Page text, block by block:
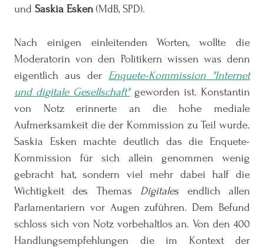
und Saskia Esken (MdB, SPD).
Nach einigen einleitenden Worten, wollte die
Moderatorin von den Politikern wissen was denn
eigentlich aus der Enquete-Kommission "Internet
und digitale Gesellschaft"geworden ist. Konstantin
von Notz erinnerte an die hohe mediale
Aufmerksamkeit die der Kommission zu Teil wurde.
Saskia Esken machte deutlich das die Enquete-
Kommission für sich allein genommen wenig
gebracht hat, sondern viel mehr dabei half die
Wichtigkeit des Themas Digitalesendlich allen
Parlamentariern vor Augen zuführen. Dem Befund
schloss sich von Notz vorbehaltlos an. Von den 400
Handlungsempfehlungen die im Kontext der